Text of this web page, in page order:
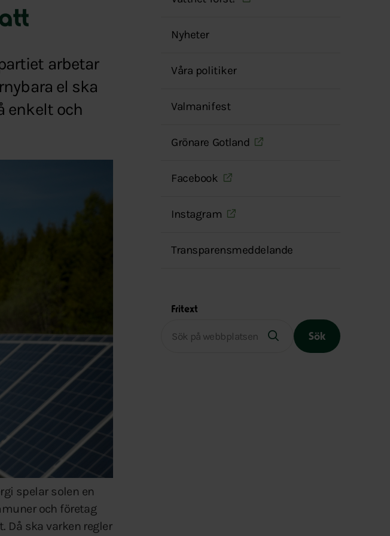
arbetar
el ska
enkelt och
spelar solen en
och företag
Då ska varken regler
menyn
Nyheter
Våra politiker
Valmanifest
Grönare Gotland
Facebook
Instagram
Transparensmeddelande
Fritext
Sök